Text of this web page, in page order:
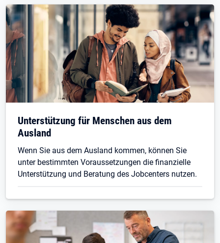
Unterstützung für Menschen aus dem
Ausland
Wenn Sie aus dem Ausland kommen, können Sie
unter bestimmten Voraussetzungen die finanzielle
Unterstützung und Beratung des Jobcenters nutzen.